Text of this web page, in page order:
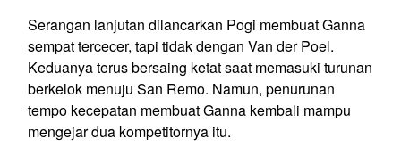
Serangan lanjutan dilancarkan Pogi membuat Ganna
sempat tercecer, tapi tidak dengan Van der Poel.
Keduanya terus bersaing ketat saat memasuki turunan
berkelok menuju San Remo. Namun, penurunan
tempo kecepatan membuat Ganna kembali mampu
mengejar dua kompetitornya itu.